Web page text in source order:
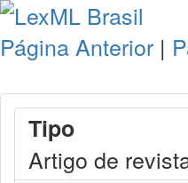
Página Anterior |
Tipo
Artigo de